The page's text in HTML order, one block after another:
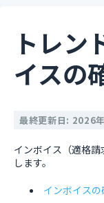
トレン
イスの
最終更新日: 2026
インボイス（適格
します。
インボイス